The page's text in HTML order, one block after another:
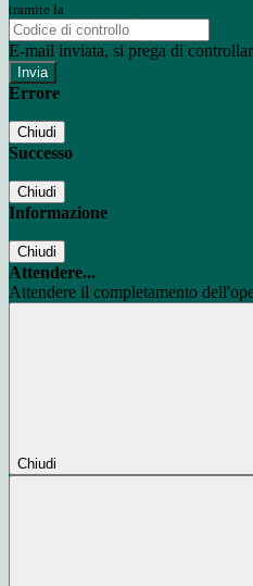
tramite la
E-mail inviata, si prega di
Errore
Chiudi
Successo
Chiudi
Informazione
Chiudi
Attendere...
Attendere il completamento
Chiudi